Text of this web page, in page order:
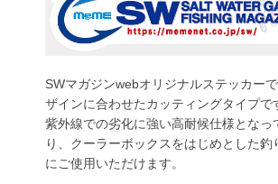
SWマガジンwebオリジナルステッカー
ザインに合わせたカッティングタイプで
紫外線での劣化に強い高耐候仕様となっ
り、クーラーボックスをはじめとした釣
にご使用いただけます。